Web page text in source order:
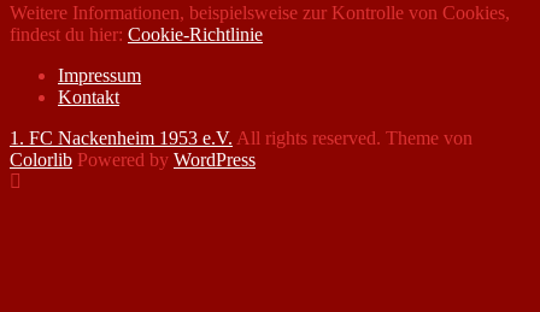
Weitere Informationen, beispielsweise zur Kontrolle von Cookies,
findest du hier: Cookie-Richtlinie
Impressum
Kontakt
1. FC Nackenheim 1953 e.V. All rights reserved. Theme von
Colorlib Powered by WordPress